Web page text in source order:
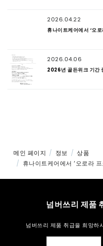
2026.04.22
휴나이트케어에서 ‘오
2026.04.06
2026년 골든위크 기간
메인 페이지 정보
상품
휴나이트케어에서 ‘오로라
넘버쓰리 제품
넘버쓰리 제품 취급을 희망하